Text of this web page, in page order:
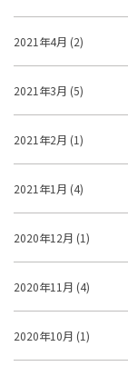
2021年4月 (2)
2021年3月 (5)
2021年2月 (1)
2021年1月 (4)
2020年12月 (1)
2020年11月 (4)
2020年10月 (1)